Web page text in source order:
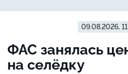
09.08.2026,
ФАС занялась
на селёдку